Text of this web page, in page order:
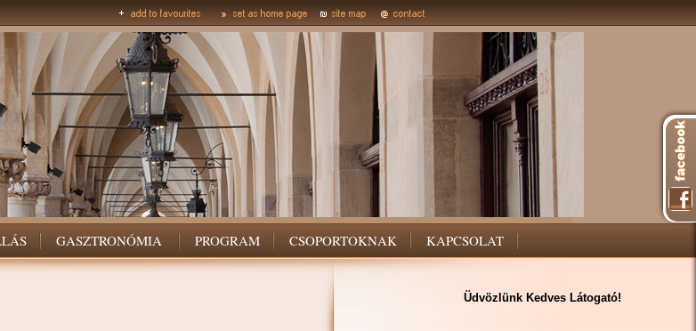
GASZTRONÓMIA PROGRAM CSOPORTOKNAK KAPCSOLAT
Üdvözlünk Kedves Látogató!